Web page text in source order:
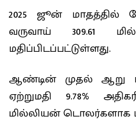
2025 ஜூன் மாதத்தில்
வருவாய் 309.61
மதிப்பிடப்பட்டுள்ளது.
ஆண்டின் முதல் ஆறு
ஏற்றுமதி 9.78%
மில்லியன் டொலர்களாக